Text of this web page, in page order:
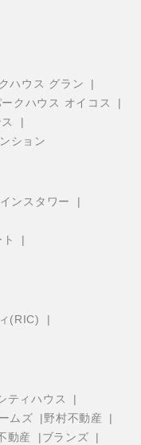
ハウス グラン
クハウス オイコス
ション
ンスタワー
(RIC)
ティハウス
ムズ
野村不動産
動産
ブランズ